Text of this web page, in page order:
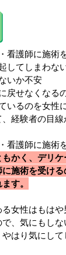
看護師に施術
してしまわな
いか不安
戻せなくなる
いるのを女性
経験者の目
看護師に施術
かく、デリ
施術を受け
す。
女性はもは
、気にもし
はり気にし